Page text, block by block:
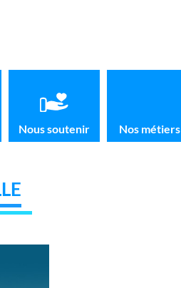
Nous soutenir Nos métiers